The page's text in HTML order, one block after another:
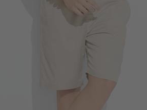
商品售完